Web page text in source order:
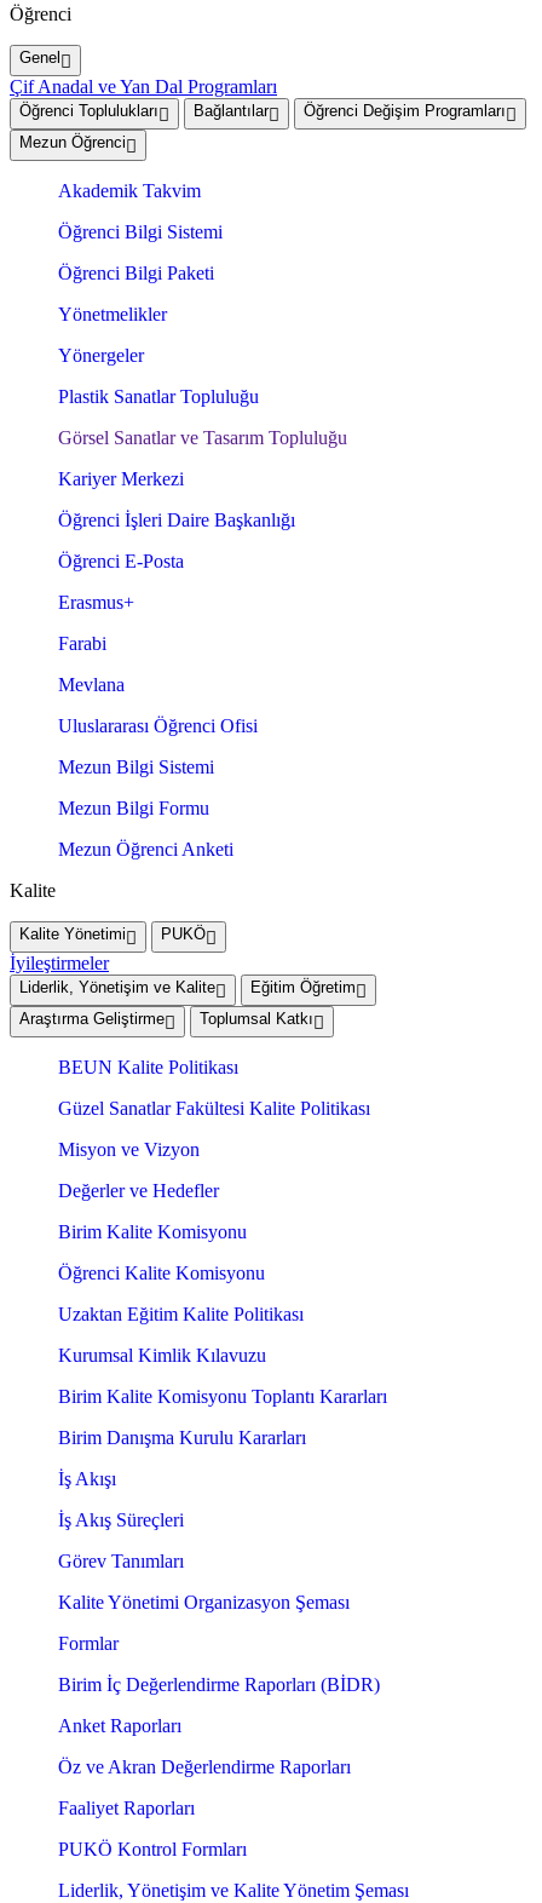
Öğrenci
Genel
Çif Anadal ve Yan Dal Programları
Öğrenci Toplulukları Bağlantılar
Öğrenci Değişim Programları
Mezun Öğrenci
Akademik Takvim
Öğrenci Bilgi Sistemi
Öğrenci Bilgi Paketi
Yönetmelikler
Yönergeler
Plastik Sanatlar Topluluğu
Görsel Sanatlar ve Tasarım Topluluğu
Kariyer Merkezi
Öğrenci İşleri Daire Başkanlığı
Öğrenci E-Posta
Erasmus+
Farabi
Mevlana
Uluslararası Öğrenci Ofisi
Mezun Bilgi Sistemi
Mezun Bilgi Formu
Mezun Öğrenci Anketi
Kalite
Kalite Yönetimi PUKÖ
İyileştirmeler
Liderlik, Yönetişim ve Kalite
Eğitim Öğretim
Araştırma Geliştirme
Toplumsal Katkı
BEUN Kalite Politikası
Güzel Sanatlar Fakültesi Kalite Politikası
Misyon ve Vizyon
Değerler ve Hedefler
Birim Kalite Komisyonu
Öğrenci Kalite Komisyonu
Uzaktan Eğitim Kalite Politikası
Kurumsal Kimlik Kılavuzu
Birim Kalite Komisyonu Toplantı Kararları
Birim Danışma Kurulu Kararları
İş Akışı
İş Akış Süreçleri
Görev Tanımları
Kalite Yönetimi Organizasyon Şeması
Formlar
Birim İç Değerlendirme Raporları (BİDR)
Anket Raporları
Öz ve Akran Değerlendirme Raporları
Faaliyet Raporları
PUKÖ Kontrol Formları
Liderlik, Yönetişim ve Kalite Yönetim Şeması